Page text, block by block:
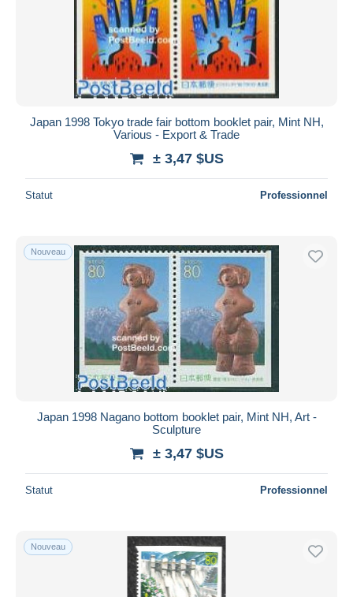
Japan 1998 Tokyo trade fair bottom booklet pair, Mint NH,
Various - Export & Trade
± 3,47 $US
Statut Professionnel
Nouveau
Japan 1998 Nagano bottom booklet pair, Mint NH, Art -
Sculpture
± 3,47 $US
Statut Professionnel
Nouveau